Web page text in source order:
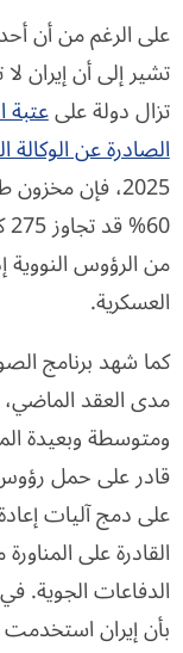
على الرغم من أن
تشير إلى أن إيران
تزال دولة علىعتبة
الصادرة عن الوكالة
2025، فإن
من الرؤوس
العسكرية.
كما شهد برنامج
مدى العقد
ومتوسطة وبعيدة
قادر على حمل رؤوس
على دمج آليات
القادرة على
بأن إيران استخدمت